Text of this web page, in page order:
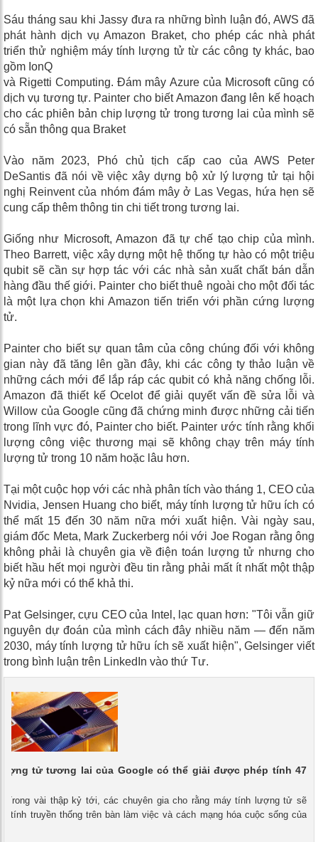
Sáu tháng sau khi Jassy đưa ra những bình luận đó, AWS đã
phát hành dịch vụ Amazon Braket, cho phép các nhà phát
triển thử nghiệm máy tính lượng tử từ các công ty khác, bao
gồm IonQ
và Rigetti Computing. Đám mây Azure của Microsoft cũng có
dịch vụ tương tự. Painter cho biết Amazon đang lên kế hoạch
cho các phiên bản chip lượng tử trong tương lai của mình sẽ
có sẵn thông qua Braket
Vào năm 2023, Phó chủ tịch cấp cao của AWS Peter
DeSantis đã nói về việc xây dựng bộ xử lý lượng tử tại hội
nghị Reinvent của nhóm đám mây ở Las Vegas, hứa hẹn sẽ
cung cấp thêm thông tin chi tiết trong tương lai.
Giống như Microsoft, Amazon đã tự chế tạo chip của mình.
Theo Barrett, việc xây dựng một hệ thống tự hào có một triệu
qubit sẽ cần sự hợp tác với các nhà sản xuất chất bán dẫn
hàng đầu thế giới. Painter cho biết thuê ngoài cho một đối tác
là một lựa chọn khi Amazon tiến triển với phần cứng lượng
tử.
Painter cho biết sự quan tâm của công chúng đối với không
gian này đã tăng lên gần đây, khi các công ty thảo luận về
những cách mới để lắp ráp các qubit có khả năng chống lỗi.
Amazon đã thiết kế Ocelot để giải quyết vấn đề sửa lỗi và
Willow của Google cũng đã chứng minh được những cải tiến
trong lĩnh vực đó, Painter cho biết. Painter ước tính rằng khối
lượng công việc thương mại sẽ không chạy trên máy tính
lượng tử trong 10 năm hoặc lâu hơn.
Tại một cuộc họp với các nhà phân tích vào tháng 1, CEO của
Nvidia, Jensen Huang cho biết, máy tính lượng tử hữu ích có
thể mất 15 đến 30 năm nữa mới xuất hiện. Vài ngày sau,
giám đốc Meta, Mark Zuckerberg nói với Joe Rogan rằng ông
không phải là chuyên gia về điện toán lượng tử nhưng cho
biết hầu hết mọi người đều tin rằng phải mất ít nhất một thập
kỷ nữa mới có thể khả thi.
Pat Gelsinger, cựu CEO của Intel, lạc quan hơn: "Tôi vẫn giữ
nguyên dự đoán của mình cách đây nhiều năm — đến năm
2030, máy tính lượng tử hữu ích sẽ xuất hiện", Gelsinger viết
trong bình luận trên LinkedIn vào thứ Tư.
tử tương lai của Google có thể giải được phép tính 47
Trong vài thập kỷ tới, các chuyên gia cho rằng máy tính lượng tử sẽ
tính truyền thống trên bàn làm việc và cách mạng hóa cuộc sống của